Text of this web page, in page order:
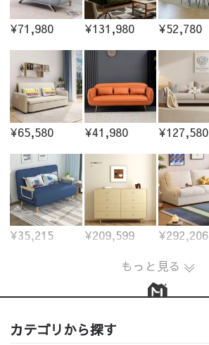
¥71,980 ¥131,980 ¥52,780
¥65,580 ¥41,980 ¥127,580
¥35,215 ¥209,599 ¥292,206
もっと見る
カテゴリから探す